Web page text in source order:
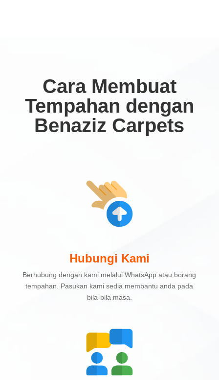
Cara Membuat
Tempahan dengan
Benaziz Carpets
Hubungi Kami
Berhubung dengan kami melalui WhatsApp atau borang
tempahan. Pasukan kami sedia membantu anda pada
bila-bila masa.